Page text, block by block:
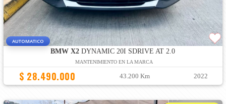
AUTOMATICO
BMW X2 DYNAMIC 20I SDRIVE AT 2.0
MANTENIMIENTO EN LA MARCA
$ 28.490.000 43.200 Km 2022